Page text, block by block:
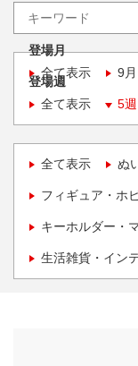
登場月
全て表示
9月
登場週
全て表示
5週
全て表示 ぬ
フィギュア・ホ
キーホルダー・
生活雑貨・イン